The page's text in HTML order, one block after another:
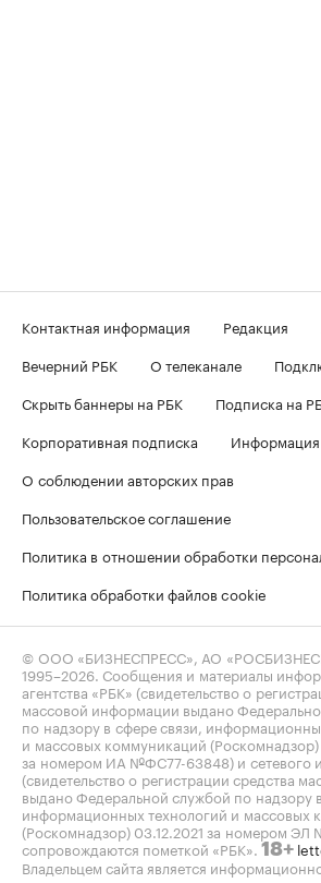
Контактная информация Редакция
Вечерний РБК
О телеканале
Скрыть баннеры на РБК
Подписка на
Корпоративная подписка
Информация
О соблюдении авторских прав
Пользовательское соглашение
Политика в отношении обработки
Политика обработки файлов cookie
© ООО «БИЗНЕСПРЕСС», АО
1995–2026 . Сообщения и материалы
агентства «РБК» (свидетельство о
массовой информации выдано
по надзору в сфере связи,
и массовых коммуникаций (Роскомнадзор)
за номером ИА №ФС77-63848) и сетевого
(свидетельство о регистрации средства
выдано Федеральной службой по надзору
информационных технологий и массовых
(Роскомнадзор) 03.12.2021 за номером
сопровождаются пометкой «РБК». 18+
Владельцем сайта является